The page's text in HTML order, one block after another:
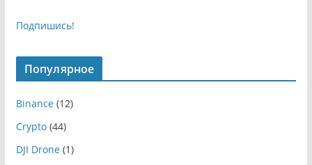
Подпишись!
Популярное
Binance(12)
Crypto(44)
DJI Drone(1)